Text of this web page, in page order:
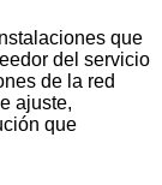
que
del servicio
de la red
ajuste,
que